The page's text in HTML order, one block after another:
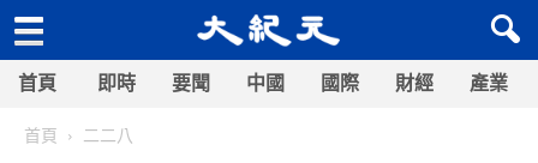
首頁 即時 要聞 中國 國際 財經 產業
首頁 二二八